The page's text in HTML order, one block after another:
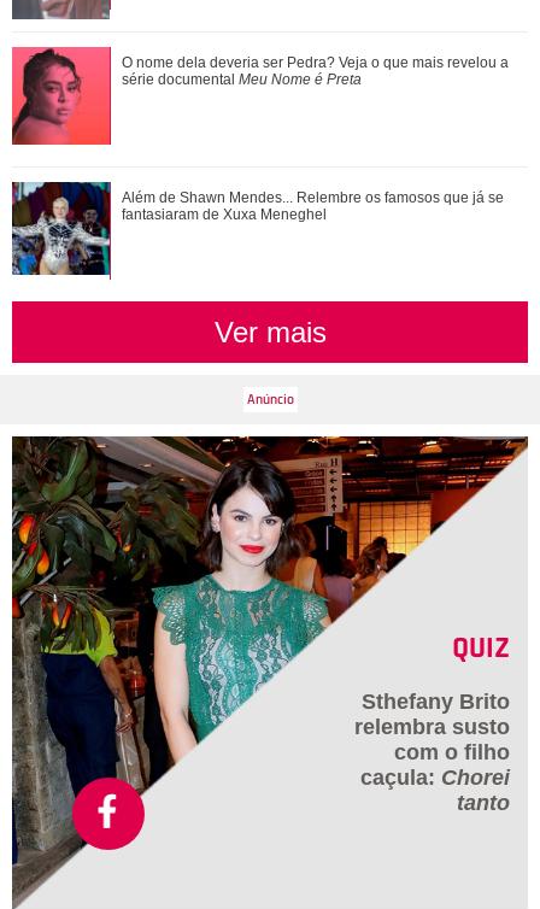
O nome dela deveria ser Pedra? Veja o que mais revelou a
série documental Meu Nome é Preta
Ariana Grande anuncia pausa na carreira após críticas ao
corpo
O nome dela deveria ser Pedra? Veja o que mais revelou a
série documental Meu Nome é Preta
Além de Shawn Mendes... Relembre os famosos que já se
fantasiaram de Xuxa Meneghel
Ver mais
QUIZ
Sthefany Brito
relembra susto
com o filho
caçula: Chorei
tanto